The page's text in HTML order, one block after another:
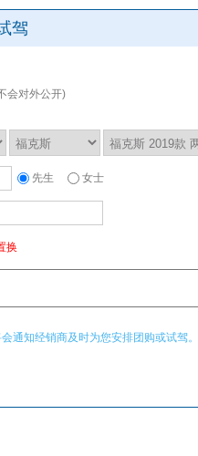
驾
会对外公开)
先生 女士
换
通知经销商及时为您安排团购或试驾。